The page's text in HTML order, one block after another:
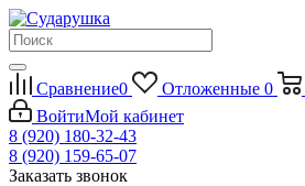
Сравнение0 Отложенные 0
ВойтиМой кабинет
8 (920) 180-32-43
8 (920) 159-65-07
Заказать звонок